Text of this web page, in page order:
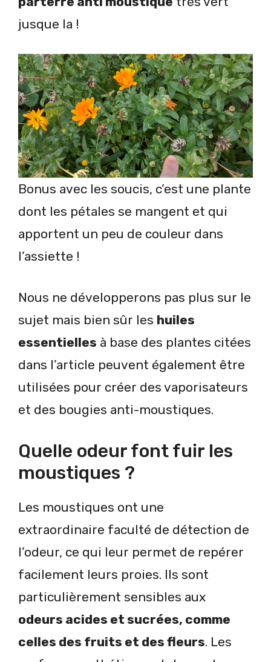
jusque la !
Bonus avec les soucis, c’est une plante
dont les pétales se mangent et qui
apportent un peu de couleur dans
l’assiette !
Nous ne développerons pas plus sur le
sujet mais bien sûr les huiles
essentielles à base des plantes citées
dans l’article peuvent également être
utilisées pour créer des vaporisateurs
et des bougies anti-moustiques.
Quelle odeur font fuir les
moustiques ?
Les moustiques ont une
extraordinaire faculté de détection de
l’odeur, ce qui leur permet de repérer
facilement leurs proies. Ils sont
particulièrement sensibles aux
odeurs acides et sucrées, comme
celles des fruits et des fleurs. Les